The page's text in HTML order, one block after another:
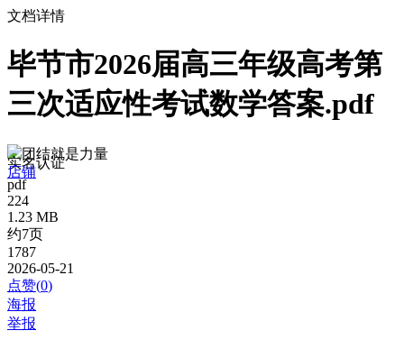
文档详情
毕节市2026届高三年级高考第
三次适应性考试数学答案.pdf
团结就是力量
实名认证
店铺
pdf
224
1.23 MB
约7页
1787
2026-05-21
点赞(0)
海报
举报